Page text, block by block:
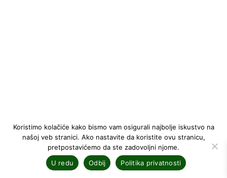
Koristimo kolačiće kako bismo vam osigurali najbolje iskustvo na
našoj veb stranici. Ako nastavite da koristite ovu stranicu,
pretpostavićemo da ste zadovoljni njome.
U redu
Odbij Politika privatnosti